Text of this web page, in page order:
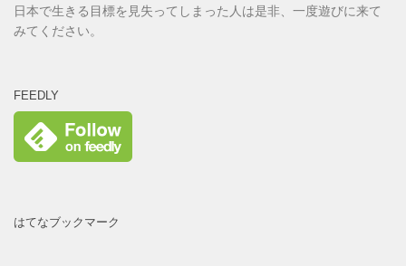
日本で生きる目標を見失ってしまった人は是非、一度遊びに来て
みてください。
FEEDLY
はてなブックマーク